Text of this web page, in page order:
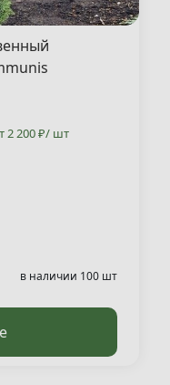
2 200 ₽/ шт
в наличии 100 шт